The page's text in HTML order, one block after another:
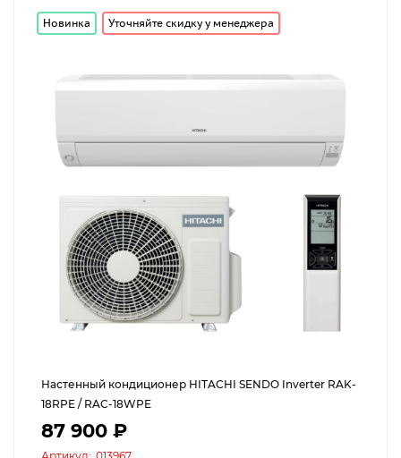
Новинка Уточняйте скидку у менеджера
Настенный кондиционер HITACHI SENDO Inverter RAK-
18RPE / RAC-18WPE
87 900 ₽